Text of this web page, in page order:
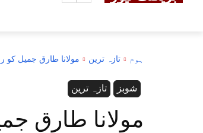
ہوم تازہ ترین مولانا طارق جمیل کو
تازہ ترین شوبز
مولانا طارق